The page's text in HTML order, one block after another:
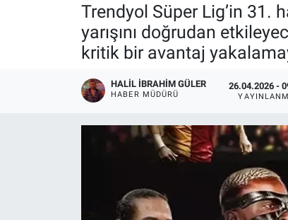
Trendyol Süper Lig’in 31.
yarışını doğrudan
kritik bir avantaj
HALIL İBRAHIM GÜLER
HABER MÜDÜRÜ
26.04.2026 -